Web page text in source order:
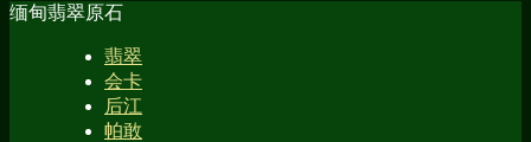
缅甸翡翠原石
翡翠
会卡
后江
帕敢